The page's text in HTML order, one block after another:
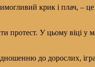
крик і плач, –
протест. У цьому віці у
до дорослих,